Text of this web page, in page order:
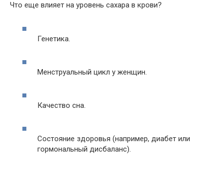
Что еще влияет на уровень сахара в крови?
Генетика.
Менструальный цикл у женщин.
Качество сна.
Состояние здоровья (например, диабет или
гормональный дисбаланс).